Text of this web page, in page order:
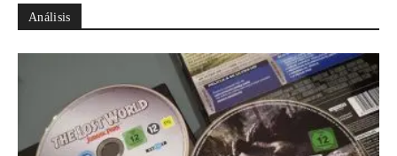
Análisis